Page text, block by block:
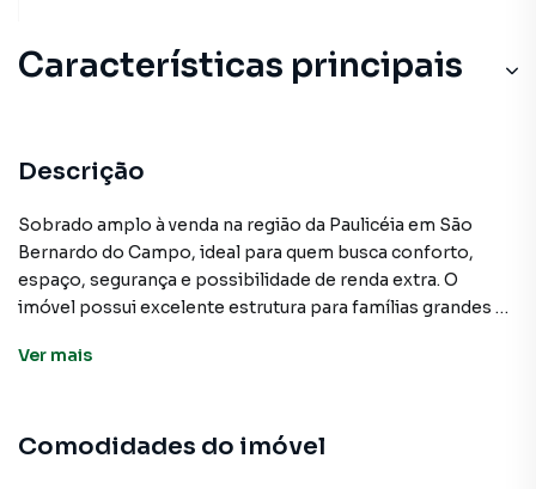
Características principais
Porcelanato
Piso Laminado
Aquecimento Elétrico
Descrição
Sobrado amplo à venda na região da Paulicéia em São
Bernardo do Campo, ideal para quem busca conforto,
espaço, segurança e possibilidade de renda extra. O
imóvel possui excelente estrutura para famílias grandes e
perfeita para locação, familiares ou home office. Possui:
Sala ampla com teto rebaixado, sanca e iluminação
Ver mais
Comodidades do imóvel